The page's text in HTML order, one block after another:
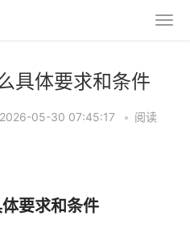
具体要求和条件
05-30 07:45:17 • 阅读
要求和条件